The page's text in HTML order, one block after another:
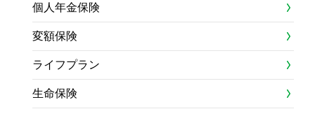
個人年金保険
変額保険
ライフプラン
生命保険